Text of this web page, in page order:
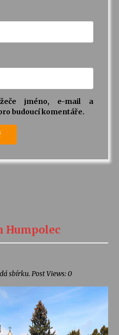
jméno, e-mail a
budoucí komentáře.
Humpolec
sbírku. Post Views: 0